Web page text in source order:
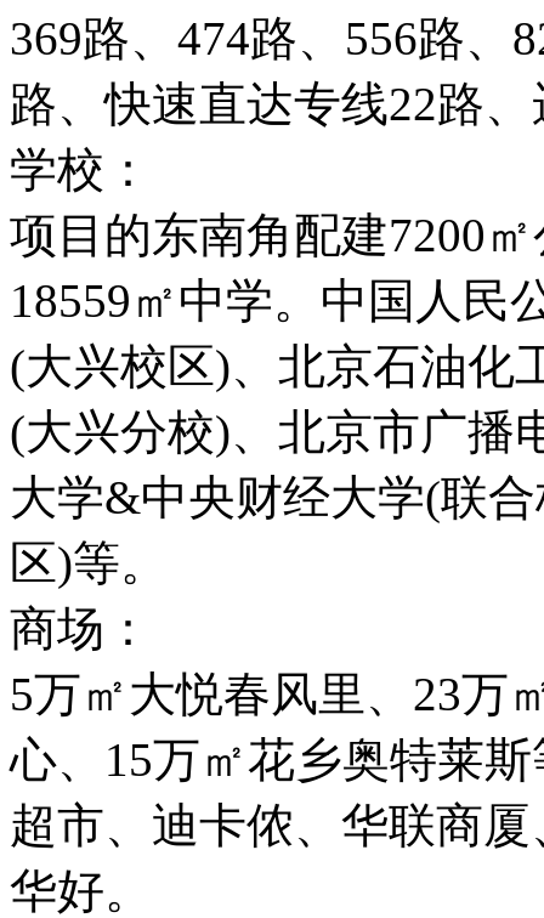
369路、474路、556路、
路、快速直达专线22路
学校：
项目的东南角配建7200
18559㎡中学。中国人民
(大兴校区)、北京石油化
(大兴分校)、北京市广播
大学&中央财经大学(联
区)等。
商场：
5万㎡大悦春风里、23万
心、15万㎡花乡奥特莱
超市、迪卡侬、华联商
华好。